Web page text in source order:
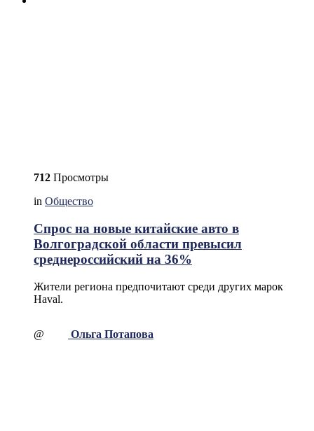
712 Просмотры
in Общество
Спрос на новые китайские авто в
Волгоградской области превысил
среднероссийский на 36%
Жители региона предпочитают среди других марок
Haval.
@ Ольга Потапова